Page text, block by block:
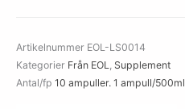
and
Haemin
(500ml)
Artikelnummer EOL-LS0014
Kategorier Från EOL, Supplement
Antal/fp 10 ampuller. 1 ampull/500ml